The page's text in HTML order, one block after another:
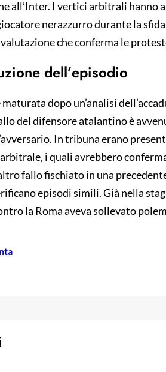
all’Inter. I vertici arbitrali
nerazzurro durante la
che conferma le
dell’episodio
maturata dopo un’analisi
del difensore atalantino è
In tribuna erano
i quali avrebbero
fallo fischiato in una
episodi simili. Già nella
la Roma aveva sollevato